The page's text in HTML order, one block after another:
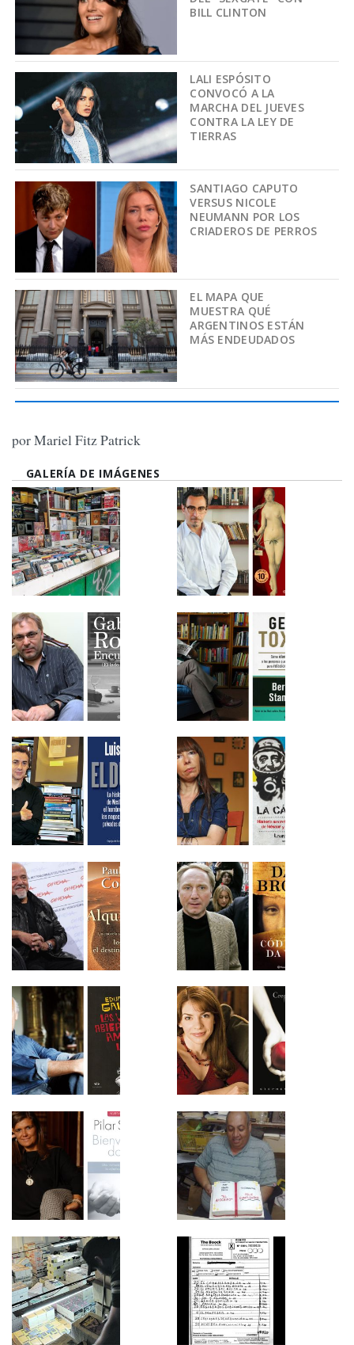
BILL CLINTON
LALI ESPÓSITO
CONVOCÓ A LA
MARCHA DEL JUEVES
CONTRA LA LEY DE
TIERRAS
SANTIAGO CAPUTO
VERSUS NICOLE
NEUMANN POR LOS
CRIADEROS DE PERROS
EL MAPA QUE
MUESTRA QUÉ
ARGENTINOS ESTÁN
MÁS ENDEUDADOS
por Mariel Fitz Patrick
GALERÍA DE IMÁGENES